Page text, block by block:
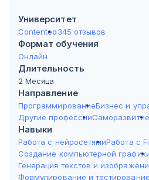
Университет
Contented345 отзывов
Формат обучения
Онлайн
Длительность
2 Месяца
Направление
ПрограммированиеБизнес и
Другие профессииСаморазвитие
Навыки
Работа с нейросетямиРабота с
Создание компьютерной
Генерация текстов и
Формулирование и